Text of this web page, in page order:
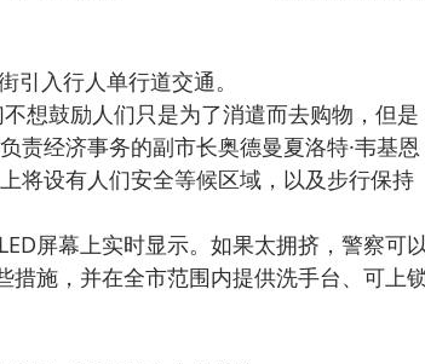
入行人单行道交通。
想鼓励人们只是为了消遣而去购物，但是
责经济事务的副市长奥德曼夏洛特·韦基恩
将设有人们安全等候区域，以及步行保持
屏幕上实时显示。如果太拥挤，警察可
施，并在全市范围内提供洗手台、可上